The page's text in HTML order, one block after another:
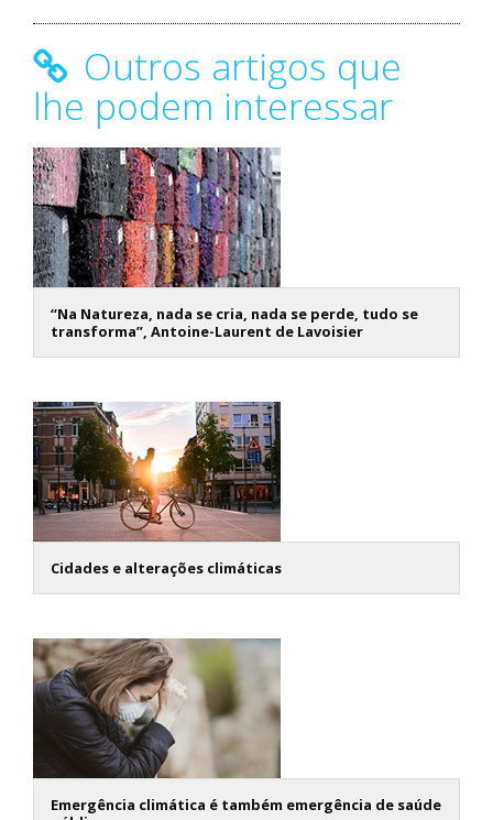
Outros artigos que
lhe podem interessar
“Na Natureza, nada se cria, nada se perde, tudo se
transforma”, Antoine-Laurent de Lavoisier
Cidades e alterações climáticas
Emergência climática é também emergência de saúde